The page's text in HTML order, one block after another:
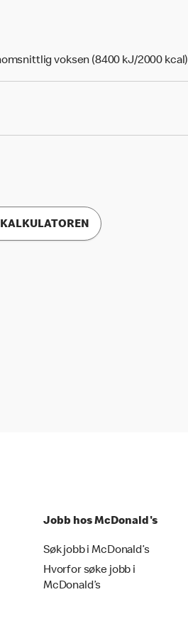
voksen (8400 kJ/2000 kcal)
Jobb hos McDonald's
Søk jobb i McDonald’s
Hvorfor søke jobb i
McDonald’s